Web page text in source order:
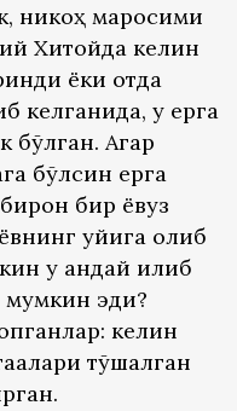
никоҳ маросими
Хитойда келин
ёки отда
келганида, у ерга
бўлган. Агар
бўлсин ерга
бир ёвуз
уйига олиб
у қандай қилиб
мумкин эди?
келин
тўшалган